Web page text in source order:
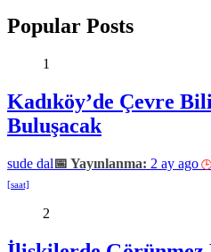
Popular Posts
1
Kadıköy’de Çevre
Buluşacak
sude dal 2 ay ago
2